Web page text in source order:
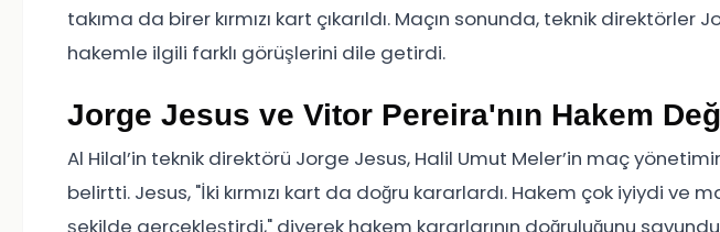
takıma da birer kırmızı kart çıkarıldı. Maçın sonunda, teknik direktörler
hakemle ilgili farklı görüşlerini dile getirdi.
Jorge Jesus ve Vitor Pereira'nın Hakem
Al Hilal’in teknik direktörü Jorge Jesus, Halil Umut Meler’in maç
belirtti. Jesus, "İki kırmızı kart da doğru kararlardı. Hakem çok iyiydi ve